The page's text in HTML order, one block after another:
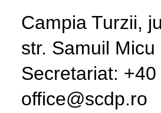
Campia Turzii,
str. Samuil Micu
Secretariat:
office@scdp.ro